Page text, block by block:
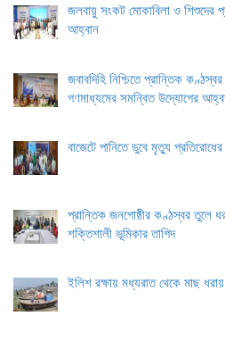
জলবায়ু সংকট মোকাবিলা ও শিশুদের
আহ্বান
জবাবদিহি নিশ্চিতে প্রান্তিক
গণমাধ্যমের সমন্বিত উদ্যোগের
বাজেটে পানিতে ডুবে মৃত্যু
প্রান্তিক জনগোষ্ঠীর কণ্ঠস্বর তুলে
শক্তিশালী ভূমিকার তাগিদ
ইলিশ রক্ষায় মধ্যরাত থেকে মাছ ধরায়